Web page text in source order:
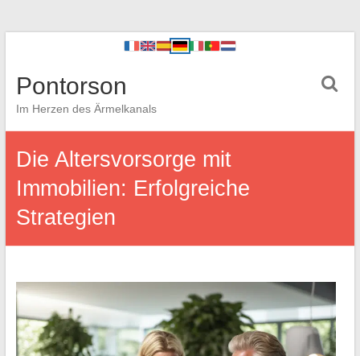
Pontorson
Im Herzen des Ärmelkanals
Die Altersvorsorge mit
Immobilien: Erfolgreiche
Strategien